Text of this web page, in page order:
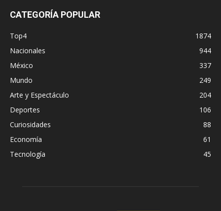
CATEGORÍA POPULAR
Top4
1874
Nacionales
944
México
337
Mundo
249
Arte y Espectáculo
204
Deportes
106
Curiosidades
88
Economía
61
Tecnología
45